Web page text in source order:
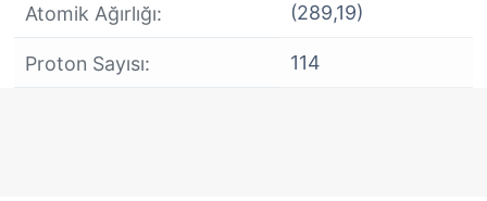
Atomik Ağırlığı: (289,19)
Proton Sayısı: 114